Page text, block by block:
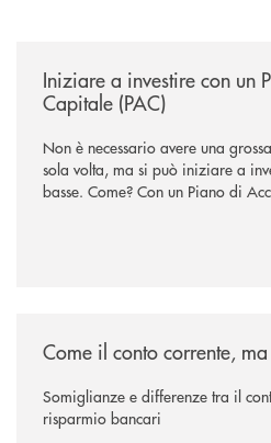
Iniziare a investire con un
Capitale (PAC)
Non è necessario avere una
sola volta, ma si può iniziare a
basse. Come? Con un Piano di
Come il conto corrente,
Somiglianze e differenze tra il
risparmio bancari